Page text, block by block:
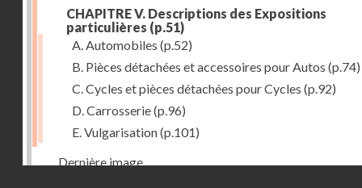
CHAPITRE V. Descriptions des Expositions
particulières (p.51)
A. Automobiles (p.52)
B. Pièces détachées et accessoires pour Autos (p.74)
C. Cycles et pièces détachées pour Cycles (p.92)
D. Carrosserie(p.96)
E. Vulgarisation(p.101)
Dernière image